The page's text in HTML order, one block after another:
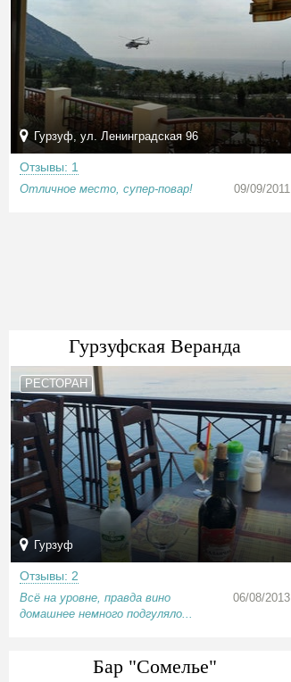
Гурзуф, ул. Ленинградская 96
Отзывы: 1
Отличное место, супер-повар! 09/09/2011
Гурзуфская Веранда
РЕСТОРАН
Гурзуф
Отзывы: 2
Всё на уровне, правда вино
домашнее немного подгуляло...
06/08/2013
Бар "Сомелье"